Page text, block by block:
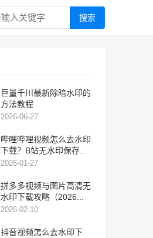
搜索
巨量千川最新除暗水印的
方法教程
2026-06-27
哔哩哔哩视频怎么去水印
下载？B站无水印保存...
2026-01-27
拼多多视频与图片高清无
水印下载攻略（2026...
2026-02-10
抖音视频怎么去水印下